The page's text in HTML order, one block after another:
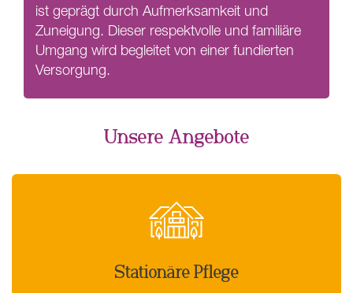
ist geprägt durch Aufmerksamkeit und
Zuneigung. Dieser respektvolle und familiäre
Umgang wird begleitet von einer fundierten
Versorgung.
Unsere Angebote
Stationäre Pflege